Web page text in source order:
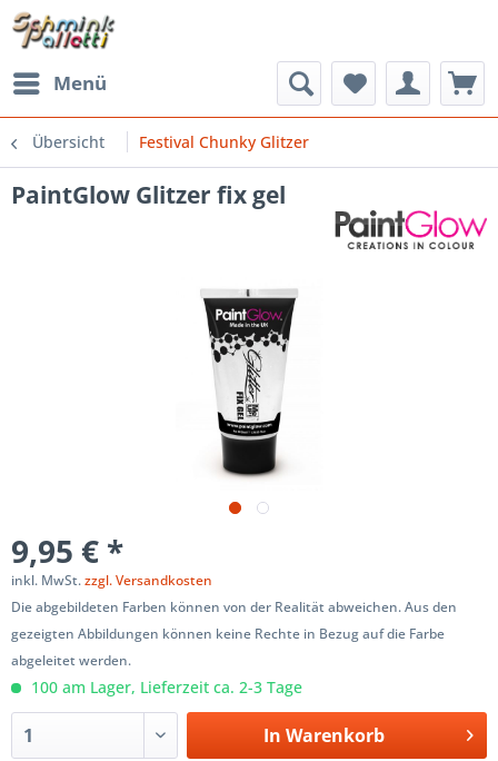
Menü
Übersicht Festival Chunky Glitzer
PaintGlow Glitzer fix gel
9,95 € *
inkl. MwSt.zzgl. Versandkosten
Die abgebildeten Farben können von der Realität abweichen. Aus den
gezeigten Abbildungen können keine Rechte in Bezug auf die Farbe
abgeleitet werden.
100 am Lager, Lieferzeit ca. 2-3 Tage
In Warenkorb